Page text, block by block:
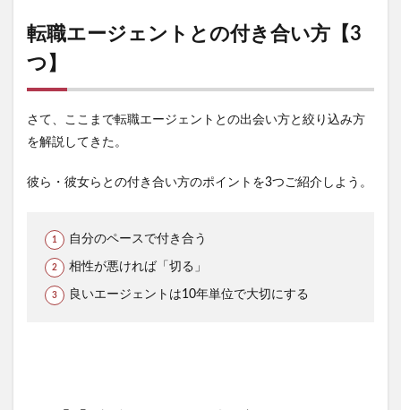
転職エージェントとの付き合い方【3
つ】
さて、ここまで転職エージェントとの出会い方と絞り込み方
を解説してきた。
彼ら・彼女らとの付き合い方のポイントを3つご紹介しよう。
自分のペースで付き合う
相性が悪ければ「切る」
良いエージェントは10年単位で大切にする